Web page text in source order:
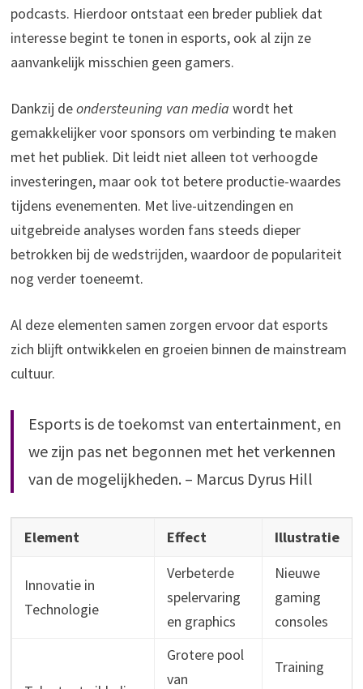
podcasts. Hierdoor ontstaat een breder publiek dat
interesse begint te tonen in esports, ook al zijn ze
aanvankelijk misschien geen gamers.
Dankzij deondersteuning van media wordt het
gemakkelijker voor sponsors om verbinding te maken
met het publiek. Dit leidt niet alleen tot verhoogde
investeringen, maar ook tot betere productie-waardes
tijdens evenementen. Met live-uitzendingen en
uitgebreide analyses worden fans steeds dieper
betrokken bij de wedstrijden, waardoor de populariteit
nog verder toeneemt.
Al deze elementen samen zorgen ervoor dat esports
zich blijft ontwikkelen en groeien binnen de mainstream
cultuur.
Esports is de toekomst van entertainment, en
we zijn pas net begonnen met het verkennen
van de mogelijkheden. – Marcus Dyrus Hill
Element Effect Illustratie
Innovatie in
Technologie
Verbeterde
spelervaring
en graphics
Nieuwe
gaming
consoles
Grotere pool
van
Training